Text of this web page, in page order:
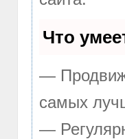
Что
—
самых
—